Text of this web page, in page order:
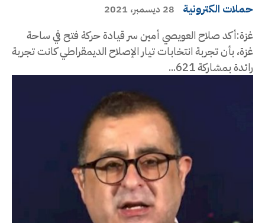
حملات الكترونية 28 ديسمبر، 2021
غزة:أكد صلاح العويصي أمين سر قيادة حركة فتح في ساحة
غزة، بأن تجربة انتخابات تيار الإصلاح الديمقراطي كانت تجربة
رائدة بمشاركة 621...